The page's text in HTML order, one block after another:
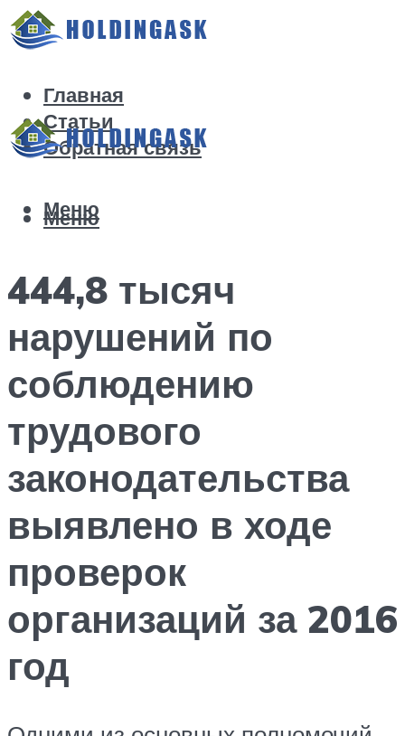
Главная
Статьи
Обратная связь
Меню
Меню
444,8 тысяч
нарушений по
соблюдению
трудового
законодательства
выявлено в ходе
проверок
организаций за 2016
год